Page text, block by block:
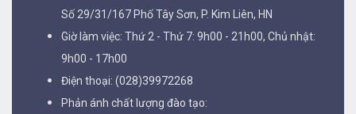
Số 29/31/167 Phố Tây Sơn, P. Kim Liên, HN
Giờ làm việc: Thứ 2 - Thứ 7: 9h00 - 21h00, Chủ nhật:
9h00 - 17h00
Điện thoại: (028)39972268
Phản ánh chất lượng đào tạo: